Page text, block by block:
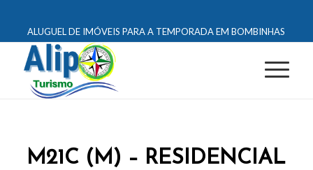
ALUGUEL DE IMÓVEIS PARA A TEMPORADA EM BOMBINHAS
M21C (M) – RESIDENCIAL